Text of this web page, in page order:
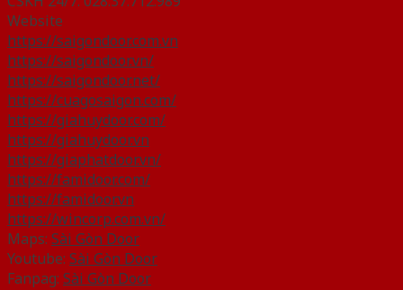
Website
https://saigondoor.com.vn
https://saigondoor.vn/
https://saigondoor.net/
https://cuagosaigon.com/
https://giahuydoor.com/
https://giahuydoor.vn
https://giaphatdoor.vn/
https://famidoor.com/
https://famidoor.vn
https://wincorp.com.vn/
Maps: Sài Gòn Door
Youtube: Sài Gòn Door
Fanpag: Sài Gòn Door